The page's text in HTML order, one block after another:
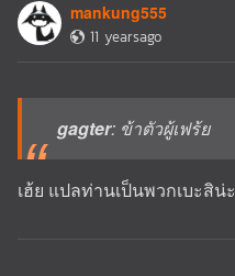
mankung555
11 yearsago
gagter: ข้าตัวผู้เฟร้ย
เฮ้ย แปลท่านเป็นพวกเบะสิน่ะ